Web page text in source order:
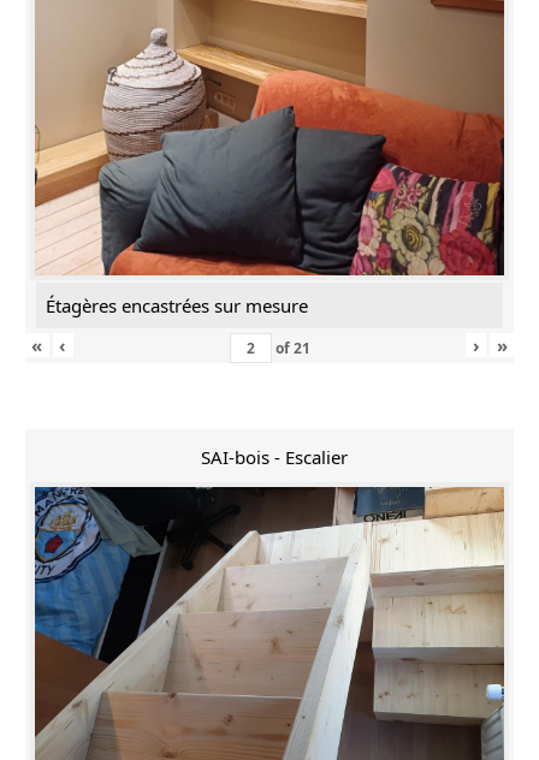
Étagères encastrées sur mesure
«
‹ of21 › »
SAI-bois - Escalier